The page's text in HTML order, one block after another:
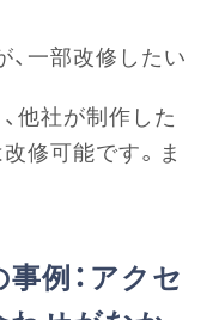
一部改修したい
他社が制作した
修可能です。ま
例：アクセ